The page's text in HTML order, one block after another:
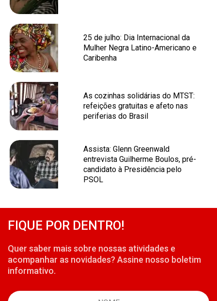
25 de julho: Dia Internacional da
Mulher Negra Latino-Americano e
Caribenha
As cozinhas solidárias do MTST:
refeições gratuitas e afeto nas
periferias do Brasil
Assista: Glenn Greenwald
entrevista Guilherme Boulos, pré-
candidato à Presidência pelo
PSOL
FIQUE POR DENTRO!
Quer saber mais sobre nossas atividades e
acompanhar as novidades? Assine nosso boletim
informativo.